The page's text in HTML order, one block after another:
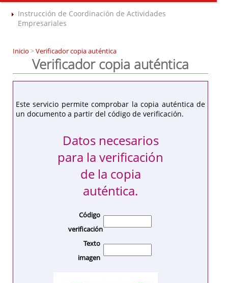
Instrucción de Coordinación de Actividades
Empresariales
Inicio >Verificador copia auténtica
Verificador copia auténtica
Este servicio permite comprobar la copia auténtica de
un documento a partir del código de verificación.
Datos necesarios
para la verificación
de la copia
auténtica.
Código
verificación
Texto
imagen